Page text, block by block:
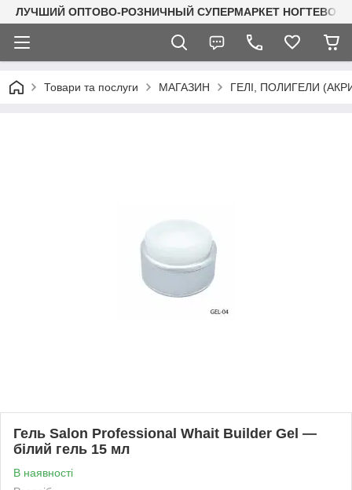
ЛУЧШИЙ ОПТОВО-РОЗНИЧНЫЙ СУПЕРМАРКЕТ
Товари та послуги МАГАЗИН ГЕЛІ, ПОЛИГЕЛИ
Гель Salon Professional Whait Builder Gel —
білий гель 15 мл
В наявності